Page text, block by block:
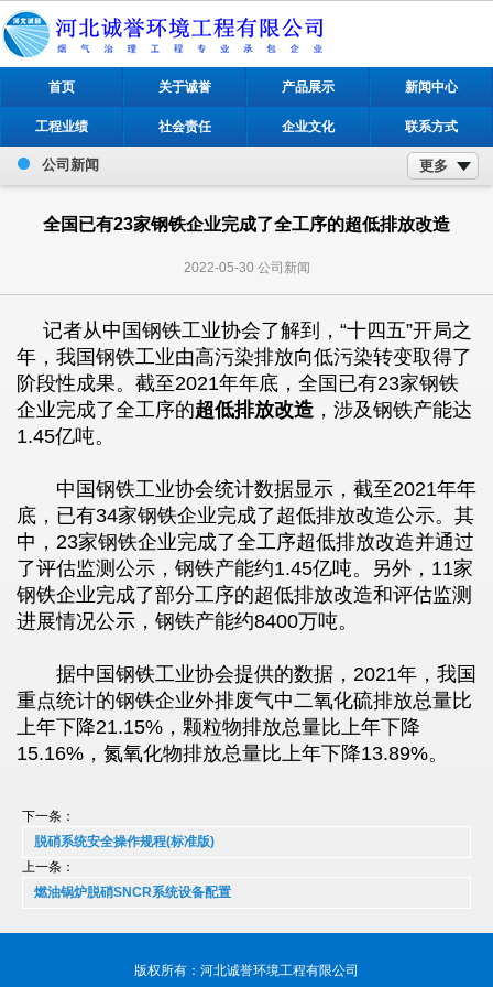
首页 关于诚誉 产品展示 新闻中心
工程业绩 社会责任 企业文化 联系方式
公司新闻 更多
全国已有23家钢铁企业完成了全工序的超低排放改造
2022-05-30 公司新闻
记者从中国钢铁工业协会了解到，“十四五”开局之
年，我国钢铁工业由高污染排放向低污染转变取得了
阶段性成果。截至2021年年底，全国已有23家钢铁
企业完成了全工序的超低排放改造 ，涉及钢铁产能达
1.45亿吨。
中国钢铁工业协会统计数据显示，截至2021年年
底，已有34家钢铁企业完成了超低排放改造公示。其
中，23家钢铁企业完成了全工序超低排放改造并通过
了评估监测公示，钢铁产能约1.45亿吨。另外，11家
钢铁企业完成了部分工序的超低排放改造和评估监测
进展情况公示，钢铁产能约8400万吨。
据中国钢铁工业协会提供的数据，2021年，我国
重点统计的钢铁企业外排废气中二氧化硫排放总量比
上年下降21.15%，颗粒物排放总量比上年下降
15.16%，氮氧化物排放总量比上年下降13.89%。
下一条：
脱硝系统安全操作规程(标准版)
上一条：
燃油锅炉脱硝SNCR系统设备配置
版权所有：河北诚誉环境工程有限公司